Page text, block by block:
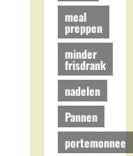
meal
preppen
minder
frisdrank
nadelen
Pannen
portemonnee